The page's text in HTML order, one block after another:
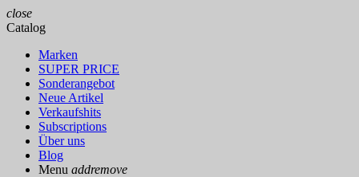
close
Catalog
Marken
SUPER PRICE
Sonderangebot
Neue Artikel
Verkaufshits
Subscriptions
Über uns
Blog
Menu addremove